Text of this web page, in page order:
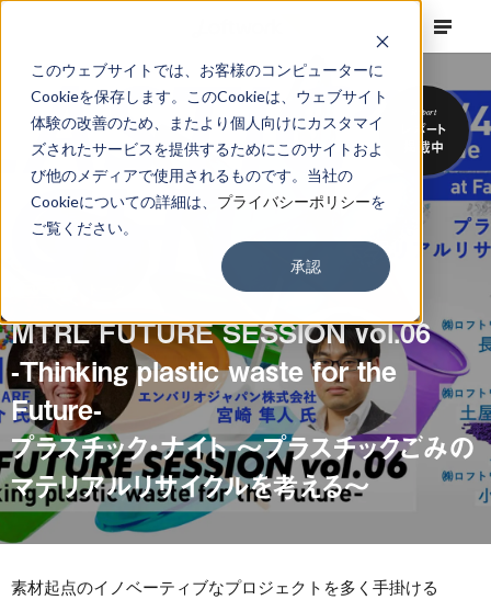
このウェブサイトでは、お客様のコンピューターに
Cookieを保存します。このCookieは、ウェブサイト
体験の改善のため、またより個人向けにカスタマイ
ズされたサービスを提供するためにこのサイトおよ
び他のメディアで使用されるものです。当社の
Cookieについての詳細は、 プライバシーポリシーを
ご覧ください。
承認
MTRL FUTURE SESSION vol.06
-Thinking plastic waste for the
Future-
プラスチック・ナイト 〜プラスチックごみの
マテリアルリサイクルを考える〜
Report
レポート
掲載中
素材起点のイノベーティブなプロジェクトを多く手掛ける